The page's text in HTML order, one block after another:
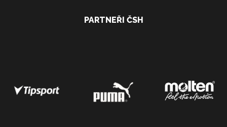
PARTNEŘI ČSH